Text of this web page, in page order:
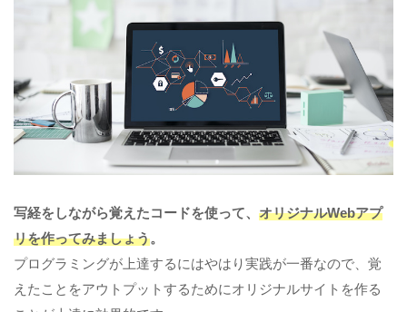
写経をしながら覚えたコードを使って、 オリジナルWebアプ
リを作ってみましょう。
プログラミングが上達するにはやはり実践が一番なので、覚
えたことをアウトプットするためにオリジナルサイトを作る